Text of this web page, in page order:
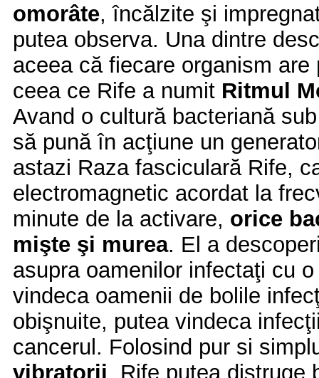
omorâte, încălzite şi
putea observa. Una dintre
aceea că fiecare organism are
ceea ce Rife a numit Ritmul
Avand o cultură bacteriană
să pună în acţiune un
astazi Raza fasciculară Rife,
electromagnetic acordat la
minute de la activare, orice
mişte şi murea. El a
asupra oamenilor infectaţi cu
vindeca oamenii de bolile
obişnuite, putea vindeca
cancerul. Folosind pur si
vibratorii, Rife putea distruge